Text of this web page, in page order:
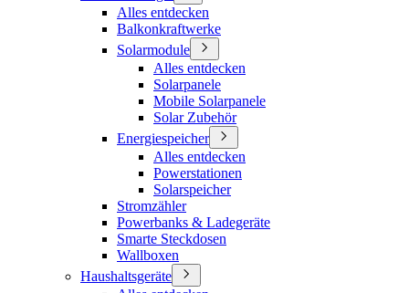
Alles entdecken
Balkonkraftwerke
Solarmodule
Alles entdecken
Solarpanele
Mobile Solarpanele
Solar Zubehör
Energiespeicher
Alles entdecken
Powerstationen
Solarspeicher
Stromzähler
Powerbanks & Ladegeräte
Smarte Steckdosen
Wallboxen
Haushaltsgeräte